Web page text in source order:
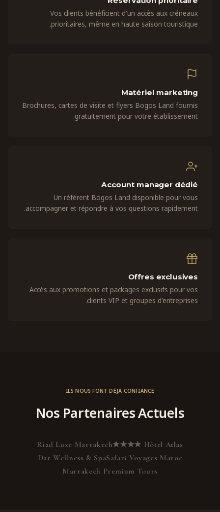
Vos clients bénéficient d'un accès aux créneaux
prioritaires, même en haute saison touristique.
Matériel marketing
Brochures, cartes de visite et flyers Bogos Land fournis
gratuitement pour votre établissement.
Account manager dédié
Un référent Bogos Land disponible pour vous
accompagner et répondre à vos questions rapidement.
Offres exclusives
Accès aux promotions et packages exclusifs pour vos
clients VIP et groupes d'entreprises.
ILS NOUS FONT DÉJÀ CONFIANCE
Nos Partenaires Actuels
Hôtel Atlas ★★★★
Riad Luxe Marrakech
Safari Voyages Maroc
Dar Wellness & Spa
Marrakech Premium Tours